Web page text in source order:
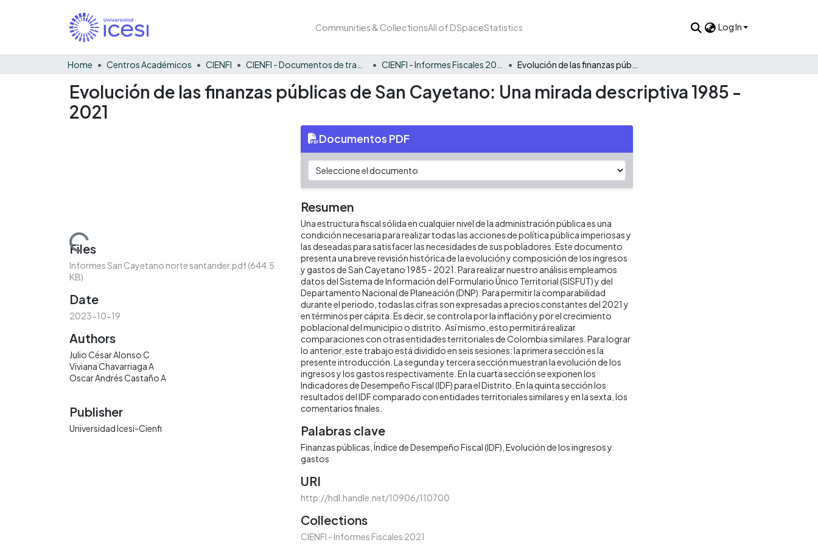
Communities & CollectionsAll of DSpaceStatistics Log In
Home Centros Académicos CIENFI
Evolución de las finanzas públicas de San Cayetano: Una mirada descriptiva 1985 -
2021
Loading...
Files
Informes San Cayetano norte santander.pdf(644.5
KB)
Date
2023-10-19
Authors
Julio César Alonso C
Viviana Chavarriaga A
Oscar Andrés Castaño A
Publisher
Universidad Icesi-Cienfi
Documentos PDF
Resumen
Una estructura fiscal sólida en cualquier nivel de la administración pública es una
condición necesaria para realizar todas las acciones de política pública imperiosas y
las deseadas para satisfacer las necesidades de sus pobladores. Este documento
presenta una breve revisión histórica de la evolución y composición de los ingresos
y gastos de San Cayetano 1985 - 2021. Para realizar nuestro análisis empleamos
datos del Sistema de Información del Formulario Único Territorial (SISFUT) y del
Departamento Nacional de Planeación (DNP). Para permitir la comparabilidad
durante el periodo, todas las cifras son expresadas a precios constantes del 2021 y
en términos per cápita. Es decir, se controla por la inflación y por el crecimiento
poblacional del municipio o distrito. Así mismo, esto permitirá realizar
comparaciones con otras entidades territoriales de Colombia similares. Para lograr
lo anterior, este trabajo está dividido en seis sesiones: la primera sección es la
presente introducción. La segunda y tercera sección muestran la evolución de los
ingresos y los gastos respectivamente. En la cuarta sección se exponen los
Indicadores de Desempeño Fiscal (IDF) para el Distrito. En la quinta sección los
resultados del IDF comparado con entidades territoriales similares y en la sexta, los
comentarios finales.
Palabras clave
Finanzas públicas Índice de Desempeño Fiscal (IDF) Evolución de los ingresos y
gastos
URI
http://hdl.handle.net/10906/110700
Collections
CIENFI - Informes Fiscales 2021